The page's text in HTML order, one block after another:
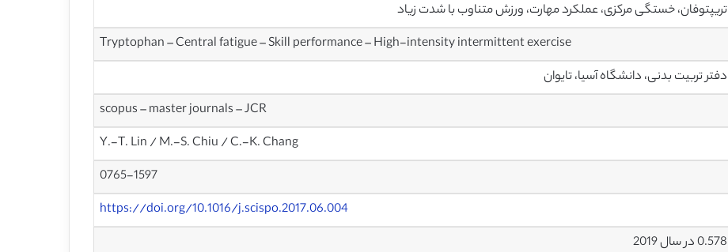
تریپتوفان، خستگی مرکزی، عملکرد مهارت، ورزش متناوب با شدت زیاد
Tryptophan – Central fatigue – Skill performance – High-intensity intermittent exercise
دفتر تربیت بدنی، دانشگاه آسیا، تایوان
scopus – master journals – JCR
Y.-T. Lin / M.-S. Chiu / C.-K. Chang
0765-1597
https://doi.org/10.1016/j.scispo.2017.06.004
0.578 در سال 2019